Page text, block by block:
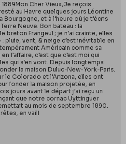
1889Mon Cher Vieux,Je reçois
au Havre quelques jours Léontine
et à l’heure où je t’écris
Neuve. Bon bateau : la
breton Frangeul ; je n’ai crainte, elles
pluie, vent, & neige c’est inévitable en
Américain comme sa
l’affaire, c’est que c’est moi qui
qui s’en vont. Depuis longtemps
la maison Duluc-New-York-Paris.
le Colorado et l’Arizona, elles ont
fonder la maison projetée, en
jours avant le départ j’ai reçu un
que notre cornac Uyttinguer
au mois de septembre 1890.
en vaill